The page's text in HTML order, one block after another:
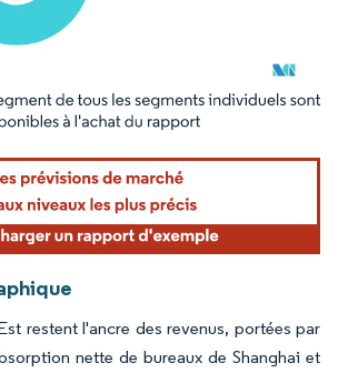
La réutilisation nécessite une attribution sous CC BY
restent l'ancre des revenus, portées par
nette de bureaux de Shanghai et